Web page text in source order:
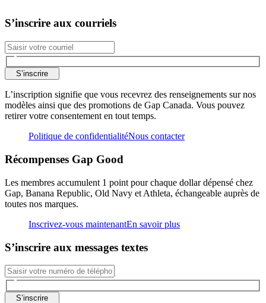
S’inscrire aux courriels
S’inscrire
L’inscription signifie que vous recevrez des renseignements sur nos
modèles ainsi que des promotions de Gap Canada. Vous pouvez
retirer votre consentement en tout temps.
Politique de confidentialitéNous contacter
Récompenses Gap Good
Les membres accumulent 1 point pour chaque dollar dépensé chez
Gap, Banana Republic, Old Navy et Athleta, échangeable auprès de
toutes nos marques.
Inscrivez-vous maintenantEn savoir plus
S’inscrire aux messages textes
S’inscrire